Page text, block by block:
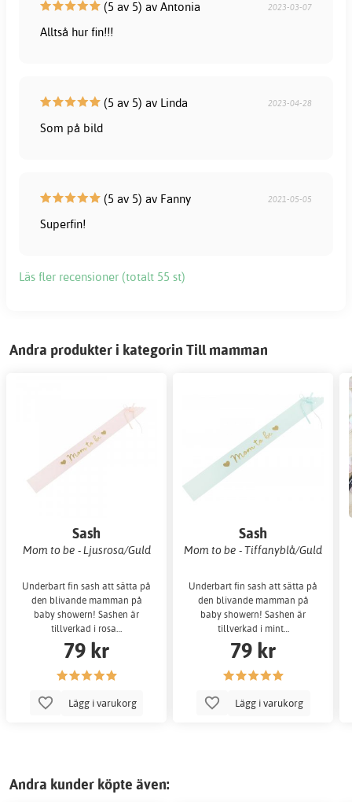
(5 av 5) av Antonia 2023-03-07
Alltså hur fin!!!
(5 av 5) av Linda 2023-04-28
Som på bild
(5 av 5) av Fanny 2021-05-05
Superfin!
Läs fler recensioner (totalt 55 st)
Andra produkter i kategorin Till mamman
Sash
Mom to be - Ljusrosa/Guld
Underbart fin sash att sätta på
den blivande mamman på
baby showern! Sashen är
tillverkad i rosa…
79 kr
Lägg i varukorg
Sash
Mom to be - Tiffanyblå/Guld
Underbart fin sash att sätta på
den blivande mamman på
baby showern! Sashen är
tillverkad i mint…
79 kr
Lägg i varukorg
Andra kunder köpte även: